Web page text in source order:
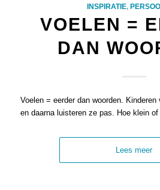
INSPIRATIE,
VOELEN =
DAN
Voelen = eerder dan woorden.
en daarna luisteren ze pas. Hoe klein
Lees meer